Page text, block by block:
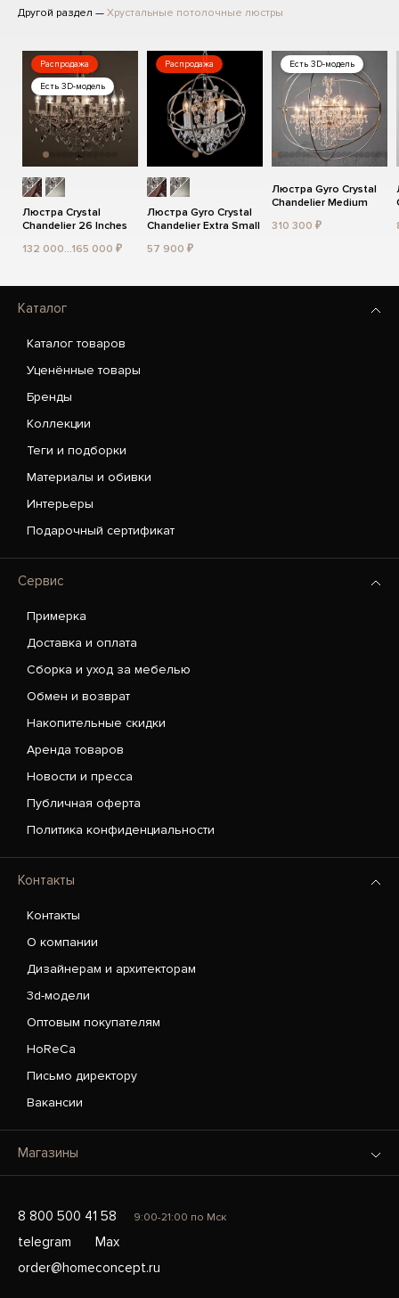
Другой раздел — Хрустальные потолочные люстры
Распродажа
Есть 3D-модель
Люстра Crystal
Chandelier 26 Inches
132 000...165 000 ₽
Распродажа
Люстра Gyro Crystal
Chandelier Extra Small
57 900 ₽
Есть 3D-модель
Люстра Gyro Crystal
Chandelier Medium
310 300 ₽
Каталог
Каталог товаров
Уценённые товары
Бренды
Коллекции
Теги и подборки
Материалы и обивки
Интерьеры
Подарочный сертификат
Сервис
Примерка
Доставка и оплата
Сборка и уход за мебелью
Обмен и возврат
Накопительные скидки
Аренда товаров
Новости и пресса
Публичная оферта
Политика конфиденциальности
Контакты
Контакты
О компании
Дизайнерам и архитекторам
3d-модели
Оптовым покупателям
HoReCa
Письмо директору
Вакансии
Магазины
8 800 500 41 58 9:00-21:00 по Мск
telegram
Max
order@homeconcept.ru